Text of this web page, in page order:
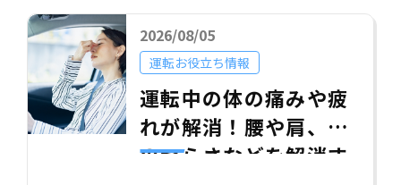
2026/08/05
運転お役立ち情報
運転中の体の痛みや疲
れが解消！腰や肩、目
のつらさなどを解消す